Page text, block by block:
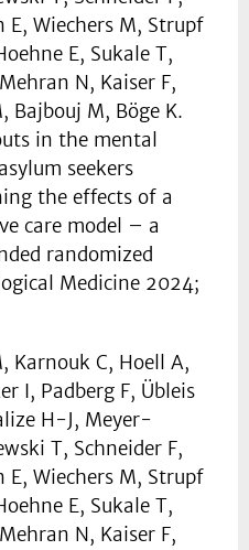
E, Wiechers M, Strupf
E, Sukale T,
N, Kaiser F,
Bajbouj M, Böge K.
in the mental
seekers
the effects of a
care model – a
randomized
Medicine 2024;
Karnouk C, Hoell A,
I, Padberg F, Übleis
H-J, Meyer-
T, Schneider F,
E, Wiechers M, Strupf
E, Sukale T,
N, Kaiser F,